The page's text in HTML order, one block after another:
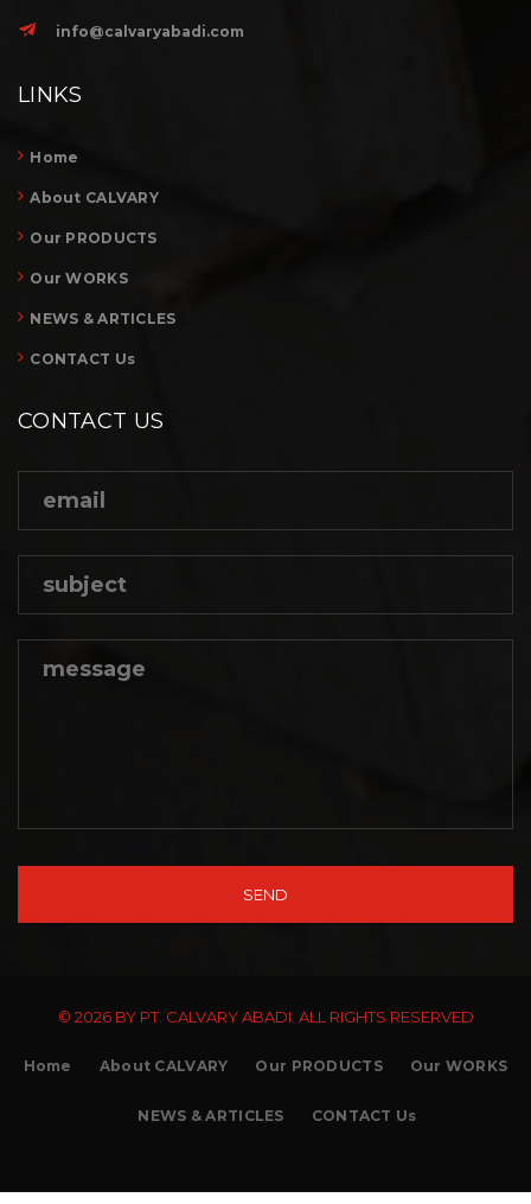
info@calvaryabadi.com
LINKS
Home
About CALVARY
Our PRODUCTS
Our WORKS
NEWS & ARTICLES
CONTACT Us
CONTACT US
© 2026 BY PT. CALVARY ABADI. ALL RIGHTS RESERVED
Home About CALVARY Our PRODUCTS Our WORKS
NEWS & ARTICLES CONTACT Us